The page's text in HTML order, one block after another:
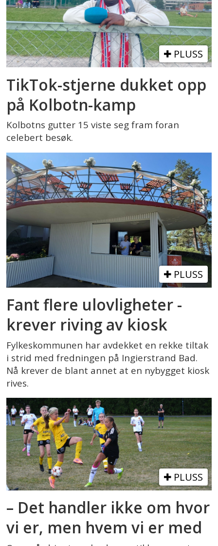
PLUSS
TikTok-stjerne dukket opp
på Kolbotn-kamp
Kolbotns gutter 15 viste seg fram foran
celebert besøk.
PLUSS
Fant flere ulovligheter -
krever riving av kiosk
Fylkeskommunen har avdekket en rekke tiltak
i strid med fredningen på Ingierstrand Bad.
Nå krever de blant annet at en nybygget kiosk
rives.
PLUSS
– Det handler ikke om hvor
vi er, men hvem vi er med